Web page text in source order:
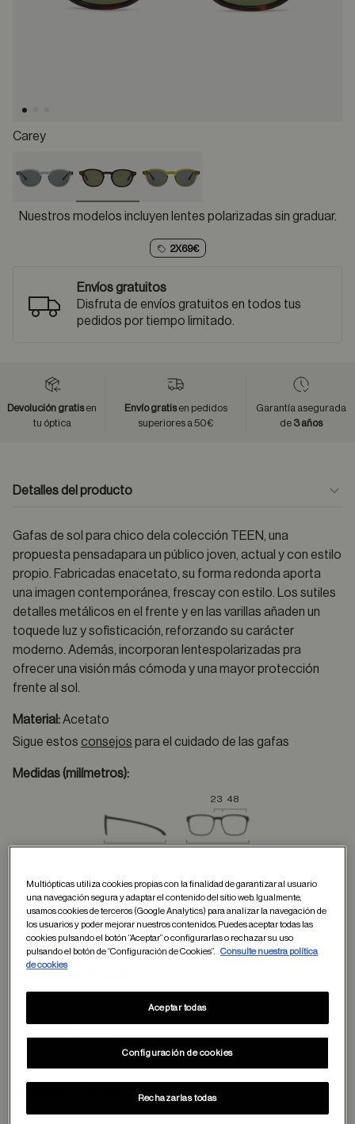
Carey
selected
Nuestros modelos incluyen lentes polarizadas sin graduar.
2X69€
Envíos gratuitos
Disfruta de envíos gratuitos en todos tus
pedidos por tiempo limitado.
Devolución gratisen
tu óptica
Envío gratisen pedidos
superiores a 50€
Garantía asegurada
de 3 años
Detalles del producto
Gafas de sol para chico dela colección TEEN, una
propuesta pensadapara un público joven, actual y con estilo
propio. Fabricadas enacetato, su forma redonda aporta
una imagen contemporánea, frescay con estilo. Los sutiles
detalles metálicos en el frente y en las varillas añaden un
toquede luz y sofisticación, reforzando su carácter
moderno. Además, incorporan lentespolarizadas pra
ofrecer una visión más cómoda y una mayor protección
frente al sol.
Material:Acetato
Sigue estos consejos para el cuidado de las gafas
Medidas (milímetros):
23 48
Garantía y devoluciones
de contacto
Declaración de conformidad
Multiópticas utiliza cookies propias con la finalidad de garantizar al usuario
una navegación segura y adaptar el contenido del sitio web. Igualmente,
usamos cookies de terceros (Google Analytics) para analizar la navegación de
los usuarios y poder mejorar nuestros contenidos. Puedes aceptar todas las
cookies pulsando el botón “Aceptar” o configurarlas o rechazar su uso
pulsando el botón de “Configuración de Cookies”.
Consulte nuestra política
de cookies
Configuración de cookies
Rechazarlas todas
Aceptar todas